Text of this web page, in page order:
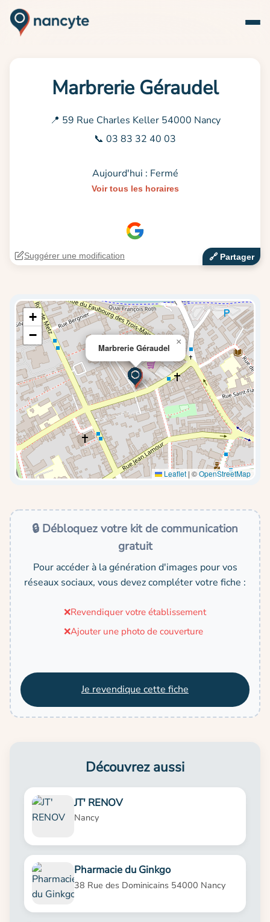
Marbrerie Géraudel
📍 59 Rue Charles Keller 54000 Nancy
📞 03 83 32 40 03
Aujourd'hui : Fermé
Voir tous les horaires
🔗‍️ Partager
Suggérer une modification
Marbrerie Géraudel
×
+
−
Leaflet | ©OpenStreetMap
🔒 Débloquez votre kit de communication
gratuit
Pour accéder à la génération d'images pour vos
réseaux sociaux, vous devez compléter votre fiche :
❌Revendiquer votre établissement
❌Ajouter une photo de couverture
Je revendique cette fiche
Découvrez aussi
JT' RENOV
Nancy
Pharmacie du Ginkgo
38 Rue des Dominicains 54000 Nancy